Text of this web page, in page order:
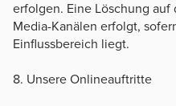
erfolgen. Eine Löschung auf
Media-Kanälen erfolgt,
Einflussbereich liegt.
8. Unsere Onlineauftritte